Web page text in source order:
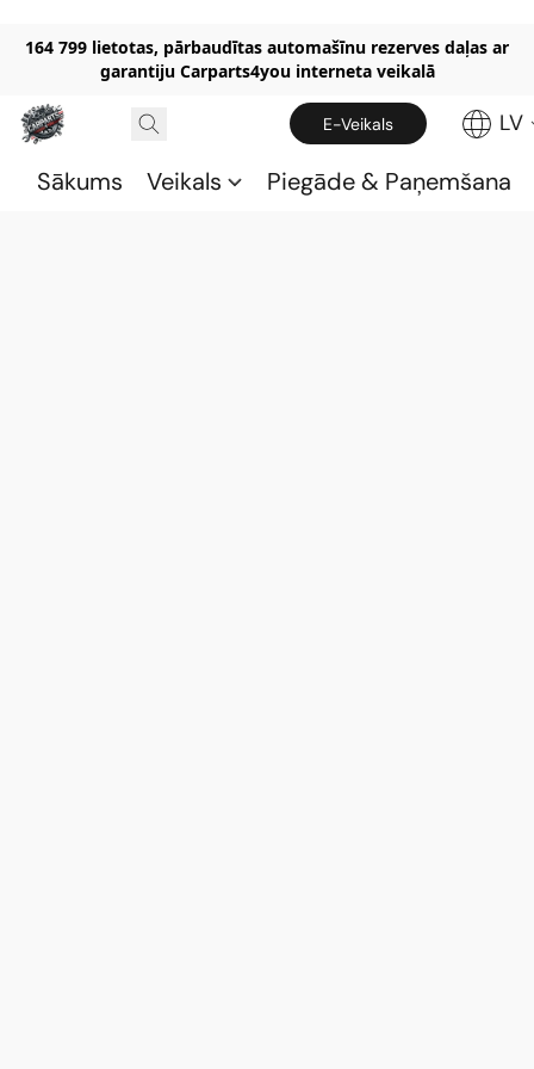
164 799 lietotas, pārbaudītas automašīnu rezerves daļas ar
garantiju Carparts4you interneta veikalā
E-Veikals LV
Sākums Veikals Piegāde & Paņemšana